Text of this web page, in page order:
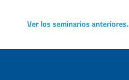
Ver los seminarios anteriores.